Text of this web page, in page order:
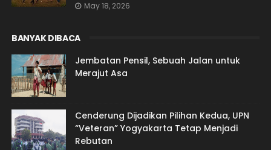
May 18, 2026
BANYAK DIBACA
Jembatan Pensil, Sebuah Jalan untuk
Merajut Asa
Cenderung Dijadikan Pilihan Kedua, UPN
“Veteran” Yogyakarta Tetap Menjadi
Rebutan